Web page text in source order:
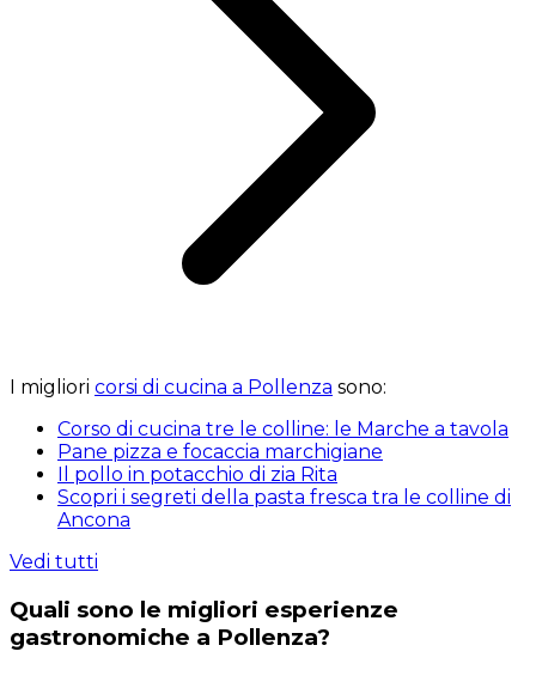
I migliori corsi di cucina a Pollenza sono:
Corso di cucina tre le colline: le Marche a tavola
Pane pizza e focaccia marchigiane
Il pollo in potacchio di zia Rita
Scopri i segreti della pasta fresca tra le colline di
Ancona
Vedi tutti
Quali sono le migliori esperienze
gastronomiche a Pollenza?